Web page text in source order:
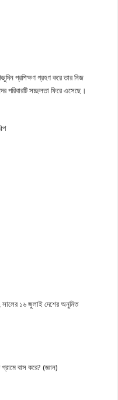
প্রশিক্ষণ গ্রহণ করে তার নিজ
পরিবারটি সচ্ছলতা ফিরে এসেছে।
১৬ জুলাই দেশের অনুমিত
বাস করে? (জ্ঞান)